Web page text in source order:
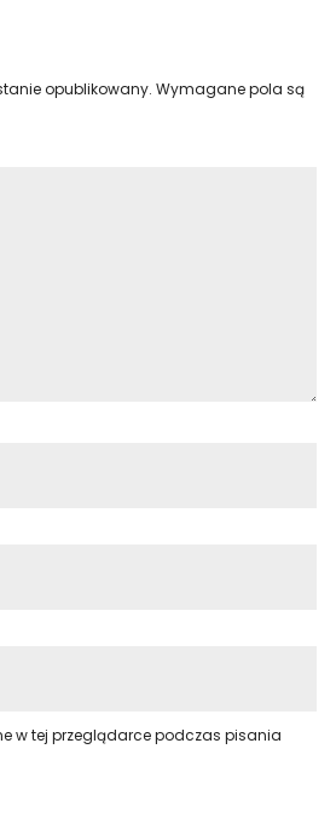
opublikowany. Wymagane pola są
w tej przeglądarce podczas pisania